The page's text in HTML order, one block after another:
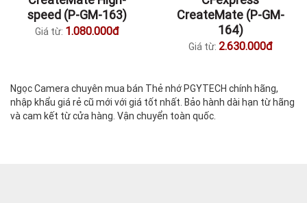
speed (P-GM-163)
Giá từ: 1.080.000đ
CreateMate (P-GM-
164)
Giá từ: 2.630.000đ
Ngọc Camera chuyên mua bán Thẻ nhớ PGYTECH chính hãng,
nhập khẩu giá rẻ cũ mới với giá tốt nhất. Bảo hành dài hạn từ hãng
và cam kết từ cửa hàng. Vận chuyển toàn quốc.